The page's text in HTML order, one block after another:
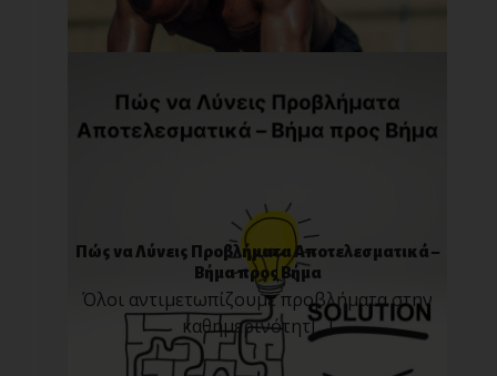
Πώς να Λύνεις Προβλήματα Αποτελεσματικά –
Βήμα προς Βήμα
Όλοι αντιμετωπίζουμε προβλήματα στην
καθημερινότητ[...]